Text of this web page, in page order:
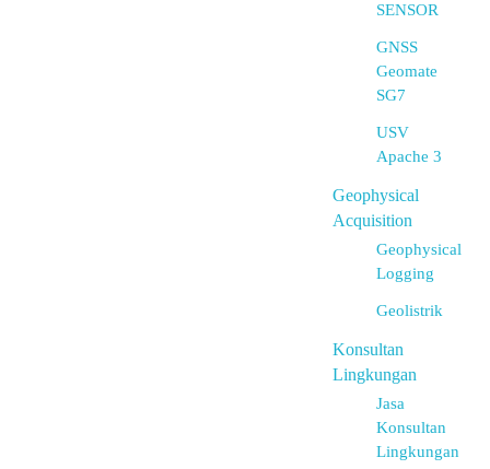
SENSOR
GNSS
Geomate
SG7
USV
Apache 3
Geophysical
Acquisition
Geophysical
Logging
Geolistrik
Konsultan
Lingkungan
Jasa
Konsultan
Lingkungan